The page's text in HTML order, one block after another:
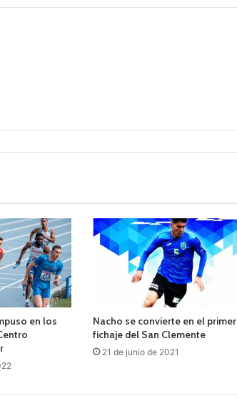
en los
Nacho se convierte en el primer
fichaje del San Clemente
21 de junio de 2021